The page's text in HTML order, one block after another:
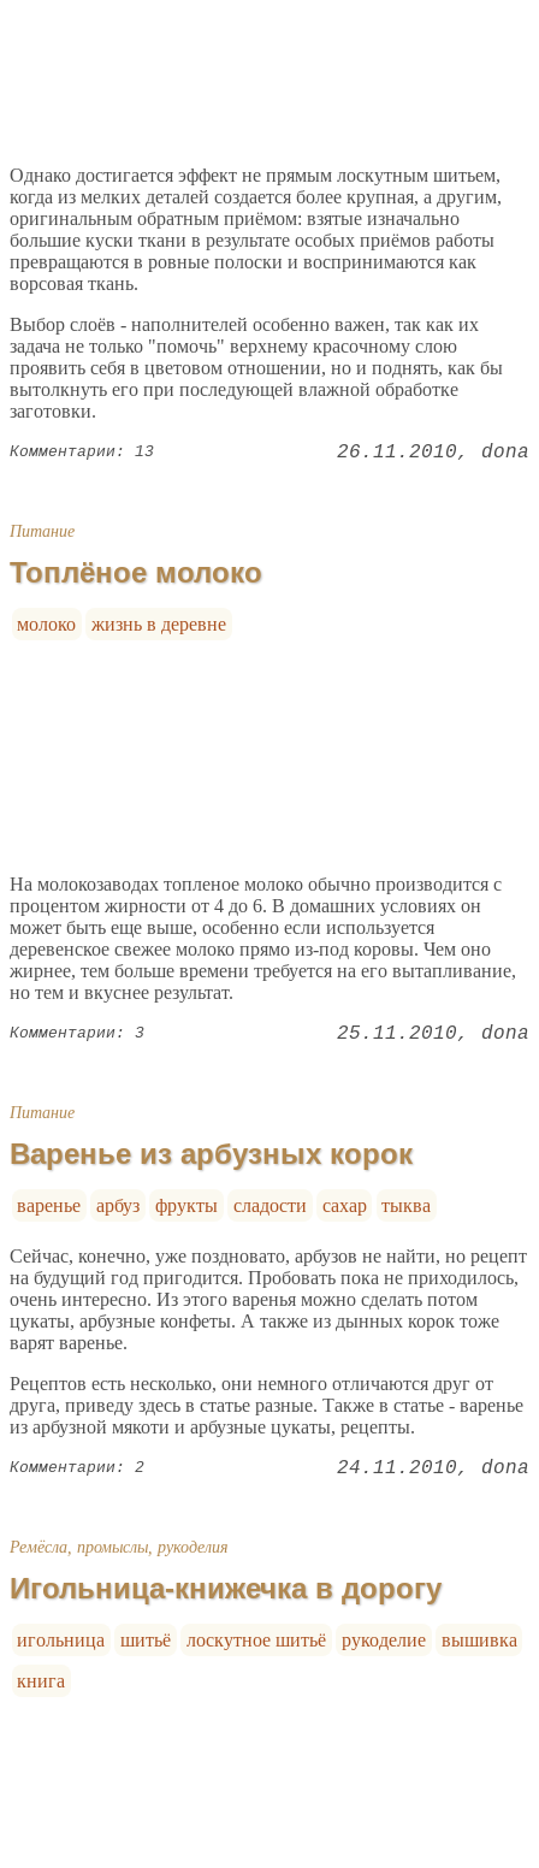
Однако достигается эффект не прямым лоскутным шитьем,
когда из мелких деталей создается более крупная, а другим,
оригинальным обратным приёмом: взятые изначально
большие куски ткани в результате особых приёмов работы
превращаются в ровные полоски и воспринимаются как
ворсовая ткань.
Выбор слоёв - наполнителей особенно важен, так как их
задача не только "помочь" верхнему красочному слою
проявить себя в цветовом отношении, но и поднять, как бы
вытолкнуть его при последующей влажной обработке
заготовки.
Комментарии: 13 26.11.2010 dona
Питание
Топлёное молоко
молоко жизнь в деревне
На молокозаводах топленое молоко обычно производится с
процентом жирности от 4 до 6. В домашних условиях он
может быть еще выше, особенно если используется
деревенское свежее молоко прямо из-под коровы. Чем оно
жирнее, тем больше времени требуется на его вытапливание,
но тем и вкуснее результат.
Комментарии: 3 25.11.2010 dona
Питание
Варенье из арбузных корок
варенье арбуз фрукты сладости сахар тыква
Сейчас, конечно, уже поздновато, арбузов не найти, но рецепт
на будущий год пригодится. Пробовать пока не приходилось,
очень интересно. Из этого варенья можно сделать потом
цукаты, арбузные конфеты. А также из дынных корок тоже
варят варенье.
Рецептов есть несколько, они немного отличаются друг от
друга, приведу здесь в статье разные. Также в статье - варенье
из арбузной мякоти и арбузные цукаты, рецепты.
Комментарии: 2 24.11.2010 dona
Ремёсла, промыслы, рукоделия
Игольница-книжечка в дорогу
игольница шитьё лоскутное шитьё рукоделие
вышивка
книга